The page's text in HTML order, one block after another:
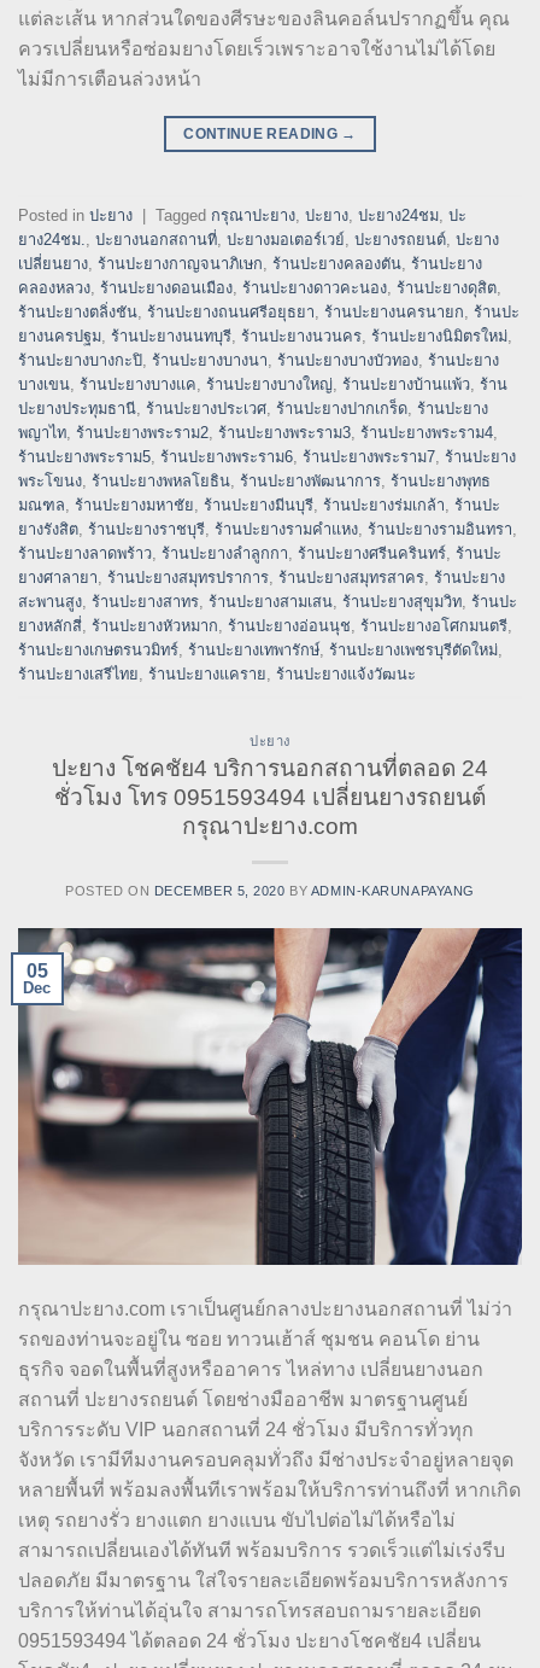
แต่ละเส้น หากส่วนใดของศีรษะของลินคอล์นปรากฏขึ้น คุณ
ควรเปลี่ยนหรือซ่อมยางโดยเร็วเพราะอาจใช้งานไม่ได้โดย
ไม่มีการเตือนล่วงหน้า
CONTINUE READING →
Posted in ปะยาง Tagged กรุณาปะยาง, ปะยาง, ปะยาง24ชม, ปะ
ยาง24ชม., ปะยางนอกสถานที่, ปะยางมอเตอร์เวย์, ปะยางรถยนต์, ปะยาง
เปลี่ยนยาง, ร้านปะยางกาญจนาภิเษก, ร้านปะยางคลองตัน, ร้านปะยาง
คลองหลวง, ร้านปะยางดอนเมือง, ร้านปะยางดาวคะนอง, ร้านปะยางดุสิต,
ร้านปะยางตลิ่งชัน, ร้านปะยางถนนศรีอยุธยา, ร้านปะยางนครนายก, ร้านปะ
ยางนครปฐม, ร้านปะยางนนทบุรี, ร้านปะยางนวนคร, ร้านปะยางนิมิตรใหม่,
ร้านปะยางบางกะปิ, ร้านปะยางบางนา, ร้านปะยางบางบัวทอง, ร้านปะยาง
บางเขน, ร้านปะยางบางแค, ร้านปะยางบางใหญ่, ร้านปะยางบ้านแพ้ว, ร้าน
ปะยางประทุมธานี, ร้านปะยางประเวศ, ร้านปะยางปากเกร็ด, ร้านปะยาง
พญาไท, ร้านปะยางพระราม2, ร้านปะยางพระราม3, ร้านปะยางพระราม4,
ร้านปะยางพระราม5, ร้านปะยางพระราม6, ร้านปะยางพระราม7, ร้านปะยาง
พระโขนง, ร้านปะยางพหลโยธิน, ร้านปะยางพัฒนาการ, ร้านปะยางพุทธ
มณฑล, ร้านปะยางมหาชัย, ร้านปะยางมีนบุรี, ร้านปะยางร่มเกล้า, ร้านปะ
ยางรังสิต, ร้านปะยางราชบุรี, ร้านปะยางรามคำแหง, ร้านปะยางรามอินทรา,
ร้านปะยางลาดพร้าว, ร้านปะยางลำลูกกา, ร้านปะยางศรีนครินทร์, ร้านปะ
ยางศาลายา, ร้านปะยางสมุทรปราการ, ร้านปะยางสมุทรสาคร, ร้านปะยาง
สะพานสูง, ร้านปะยางสาทร, ร้านปะยางสามเสน, ร้านปะยางสุขุมวิท, ร้านปะ
ยางหลักสี่, ร้านปะยางหัวหมาก, ร้านปะยางอ่อนนุช, ร้านปะยางอโศกมนตรี,
ร้านปะยางเกษตรนวมิทร์, ร้านปะยางเทพารักษ์, ร้านปะยางเพชรบุรีตัดใหม่,
ร้านปะยางเสรีไทย, ร้านปะยางแคราย, ร้านปะยางแจ้งวัฒนะ
ปะยาง
ปะยาง โชคชัย4 บริการนอกสถานที่ตลอด 24
ชั่วโมง โทร 0951593494 เปลี่ยนยางรถยนต์
กรุณาปะยาง.com
POSTED ON DECEMBER 5, 2020 BY ADMIN-KARUNAPAYANG
05
Dec
กรุณาปะยาง.com เราเป็นศูนย์กลางปะยางนอกสถานที่ ไม่ว่า
รถของท่านจะอยู่ใน ซอย ทาวนเฮ้าส์ ชุมชน คอนโด ย่าน
ธุรกิจ จอดในพื้นที่สูงหรืออาคาร ไหล่ทาง เปลี่ยนยางนอก
สถานที่ ปะยางรถยนต์ โดยช่างมืออาชีพ มาตรฐานศูนย์
บริการระดับ VIP นอกสถานที่ 24 ชั่วโมง มีบริการทั่วทุก
จังหวัด เรามีทีมงานครอบคลุมทั่วถึง มีช่างประจำอยู่หลายจุด
หลายพื้นที่ พร้อมลงพื้นทีเราพร้อมให้บริการท่านถึงที่ หากเกิด
เหตุ รถยางรั่ว ยางแตก ยางแบน ขับไปต่อไม่ได้หรือไม่
สามารถเปลี่ยนเองได้ทันที พร้อมบริการ รวดเร็วแต่ไม่เร่งรีบ
ปลอดภัย มีมาตรฐาน ใส่ใจรายละเอียดพร้อมบริการหลังการ
บริการให้ท่านได้อุ่นใจ สามารถโทรสอบถามรายละเอียด
0951593494 ได้ตลอด 24 ชั่วโมง ปะยางโชคชัย4 เปลี่ยน